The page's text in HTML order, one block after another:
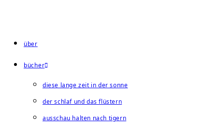
springen
über
bücher
diese lange zeit in der sonne
der schlaf und das flüstern
ausschau halten nach tigern